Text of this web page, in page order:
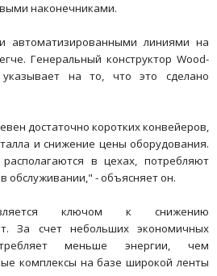
наконечниками.
автоматизированными линиями на
Генеральный конструктор Wood-
на то, что это сделано
достаточно коротких конвейеров,
и снижение цены оборудования.
в цехах, потребляют
обслуживании," - объясняет он.
ключом к снижению
За счет небольших экономичных
меньше энергии, чем
комплексы на базе широкой ленты